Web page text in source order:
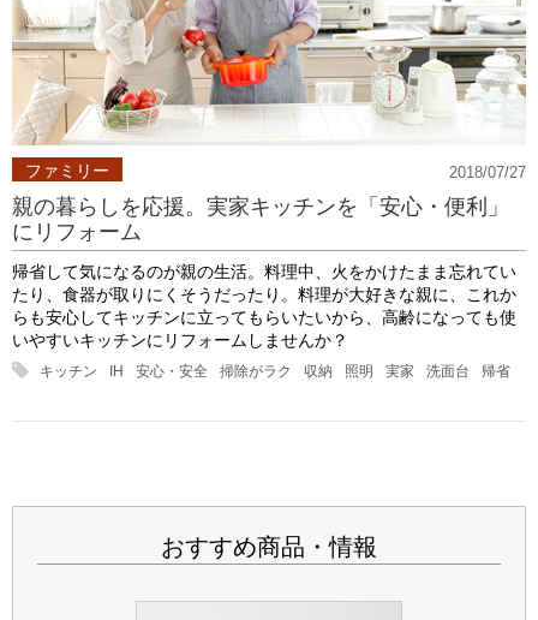
ファミリー
親の暮らしを応援。実家キッチンを「安心・便利」
にリフォーム
2018/07/27
帰省して気になるのが親の生活。料理中、火をかけたまま忘れてい
たり、食器が取りにくそうだったり。料理が大好きな親に、これか
らも安心してキッチンに立ってもらいたいから、高齢になっても使
いやすいキッチンにリフォームしませんか？
キッチン IH 安心・安全 掃除がラク 収納 照明 実家 洗面台 帰省
おすすめ商品・情報